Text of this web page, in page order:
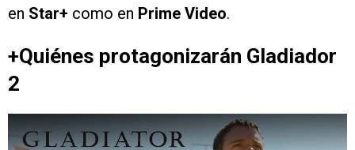
en Star+ como en Prime Video.
+Quiénes protagonizarán Gladiador
2